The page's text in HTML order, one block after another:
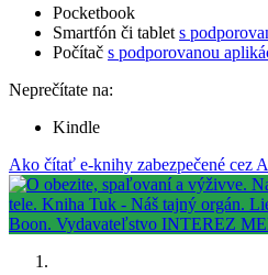
Pocketbook
Smartfón či tablet s
Počítač s podporovanou
Neprečítate na:
Kindle
Ako čítať e-knihy zabezpečené cez